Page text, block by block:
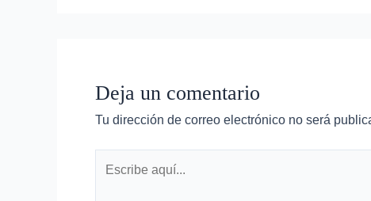
Deja un comentario
Tu dirección de correo electrónico no será